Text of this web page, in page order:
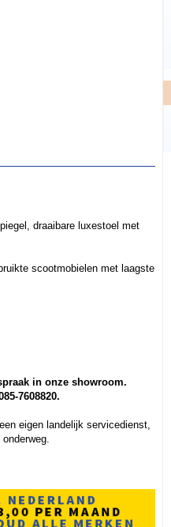
draaibare luxestoel met
scootmobielen met laagste
in onze showroom.
7608820.
eigen landelijk servicedienst,